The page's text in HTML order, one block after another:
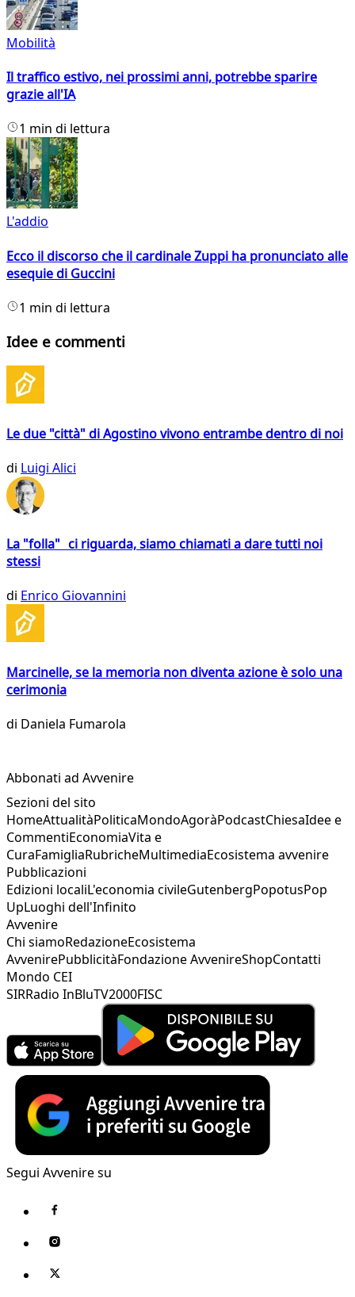
Mobilità
Il traffico estivo, nei prossimi anni, potrebbe sparire
grazie all'IA
1 min di lettura
L'addio
Ecco il discorso che il cardinale Zuppi ha pronunciato alle
esequie di Guccini
1 min di lettura
Idee e commenti
Le due "città" di Agostino vivono entrambe dentro di noi
di Luigi Alici
La "folla" ci riguarda, siamo chiamati a dare tutti noi
stessi
di Enrico Giovannini
Marcinelle, se la memoria non diventa azione è solo una
cerimonia
di Daniela Fumarola
Abbonati ad Avvenire
Sezioni del sito
HomeAttualitàPoliticaMondoAgoràPodcastChiesaIdee e
CommentiEconomiaVita e
CuraFamigliaRubricheMultimediaEcosistema avvenire
Pubblicazioni
Edizioni localiL'economia civileGutenbergPopotusPop
UpLuoghi dell'Infinito
Avvenire
Chi siamoRedazioneEcosistema
AvvenirePubblicitàFondazione AvvenireShopContatti
Mondo CEI
SIRRadio InBluTV2000FISC
Segui Avvenire su